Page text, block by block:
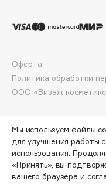
Dorco
Dr. Vranjes Firenze
Dr.Althea
Dr.Ceuracle
DSD de Luxe
Dyson
ООО «Визаж
Оферта
Политика обработки
Мы используем файлы
для улучшения работы
использования.
«Принять», вы
вашего браузера и